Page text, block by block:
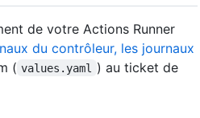
de votre Actions Runner
du contrôleur, les journaux
( values.yaml
) au ticket de